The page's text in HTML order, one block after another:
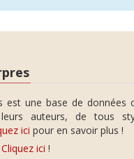
est une base de données
auteurs, de tous
ici pour en savoir plus !
Cliquez ici !